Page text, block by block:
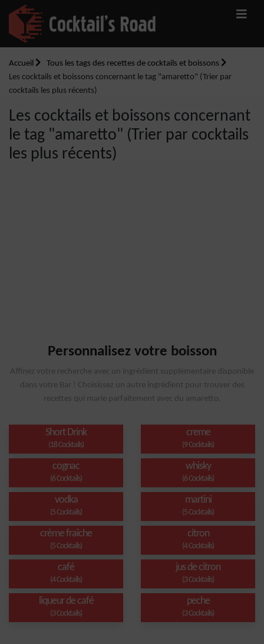
Accueil
Tous les tags des recettes de cocktails et boissons
Les cocktails et boissons concernant le tag "amaretto" (Trier par
cocktails les plus récents)
Les cocktails et boissons concernant
le tag "amaretto" (Trier par cocktails
les plus récents)
Personnalisez votre boisson
Affinez votre recherche avec un ingrédient supplémentaire disponible
dans votre Bar ! Choisissez un autre ingrédient pour trouver des
recettes qui marie parfaitement avec du amaretto.
Short Drink
(18 Cocktails)
creme
(9 Cocktails)
cognac
(6 Cocktails)
whisky
(6 Cocktails)
vodka
(5 Cocktails)
martini
(5 Cocktails)
crème fraîche
(5 Cocktails)
citron
(4 Cocktails)
café
(4 Cocktails)
jus de citron
(3 Cocktails)
liqueur de café
(3 Cocktails)
peche
(3 Cocktails)